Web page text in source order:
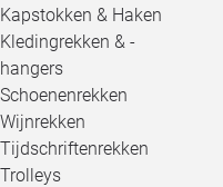
Kapstokken & Haken
Kledingrekken & -
hangers
Schoenenrekken
Wijnrekken
Tijdschriftenrekken
Trolleys